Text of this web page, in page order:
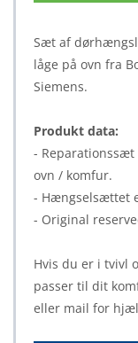
Sæt af
låge på ovn fra
Siemens.
Produkt data:
- Reparationssæt
ovn / komfur.
- Hængselsættet
- Original
Hvis du er i tvivl
passer til dit
eller mail for